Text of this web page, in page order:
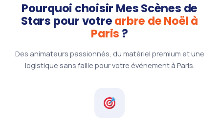
Pourquoi choisir Mes Scènes de
Stars pour votrearbre de Noël à
Paris ?
Des animateurs passionnés, du matériel premium et une
logistique sans faille pour votre événement à Paris.